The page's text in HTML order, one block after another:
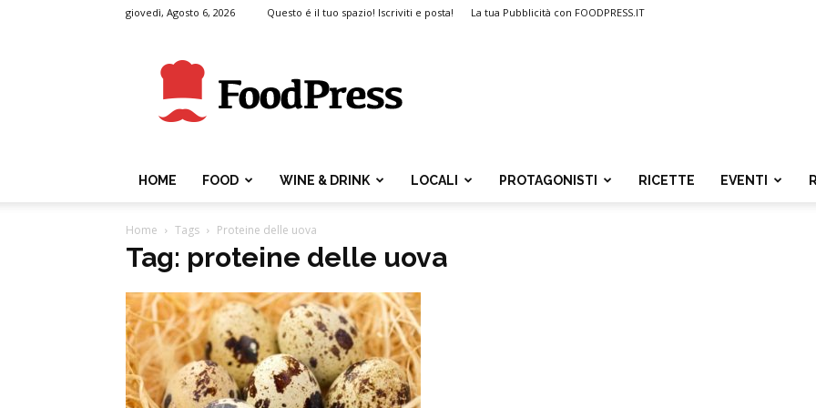
giovedì, Agosto 6, 2026 Questo é il tuo spazio! Iscriviti e posta! La tua Pubblicità con FOODPRESS.IT
FoodPress
HOME FOOD WINE & DRINK LOCALI PROTAGONISTI RICETTE EVENTI
Home Tags Proteine delle uova
Tag: proteine delle uova